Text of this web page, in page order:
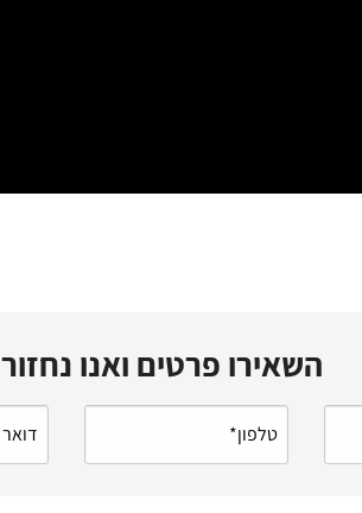
השאירו פרטים ואנו